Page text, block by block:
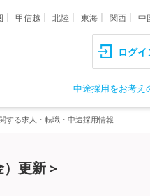
甲信越 北陸 東海 関西 中
ログイ
中途採用をお考え
する求人・転職・中途採用情報
更新＞